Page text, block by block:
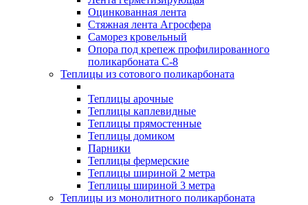
Оцинкованная лента
Стяжная лента Агросфера
Саморез кровельный
Опора под крепеж профилированного
поликарбоната С-8
Теплицы из сотового поликарбоната
Теплицы арочные
Теплицы каплевидные
Теплицы прямостенные
Теплицы домиком
Парники
Теплицы фермерские
Теплицы шириной 2 метра
Теплицы шириной 3 метра
Теплицы из монолитного поликарбоната